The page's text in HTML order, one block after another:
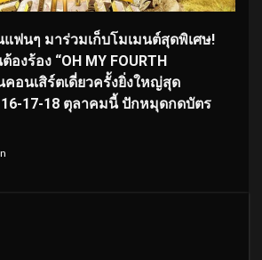
แฟนๆ มาร่วมเก็บโมเมนต์สุดพิเศษ!
งร้อง “OH MY FOURTH
คอนเสิร์ตเดี่ยวครั้งยิ่งใหญ่สุด
17-18 ตุลาคมนี้ ปักหมุดกดบัตร